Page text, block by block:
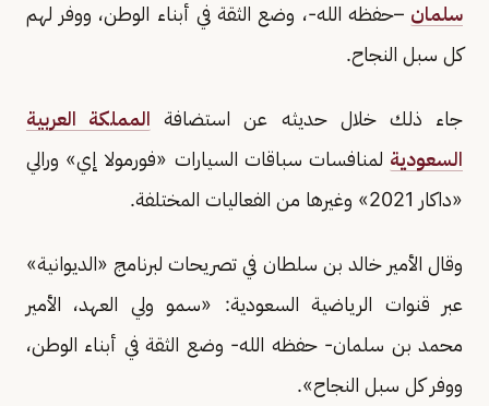
سلمان –حفظه الله-، وضع الثقة في أبناء الوطن، ووفر لهم
كل سبل النجاح.
جاء ذلك خلال حديثه عن استضافة المملكة العربية
السعودية لمنافسات سباقات السيارات «فورمولا إي» ورالي
«داكار 2021» وغيرها من الفعاليات المختلفة.
وقال الأمير خالد بن سلطان في تصريحات لبرنامج «الديوانية»
عبر قنوات الرياضية السعودية: «سمو ولي العهد، الأمير
محمد بن سلمان- حفظه الله- وضع الثقة في أبناء الوطن،
ووفر كل سبل النجاح».